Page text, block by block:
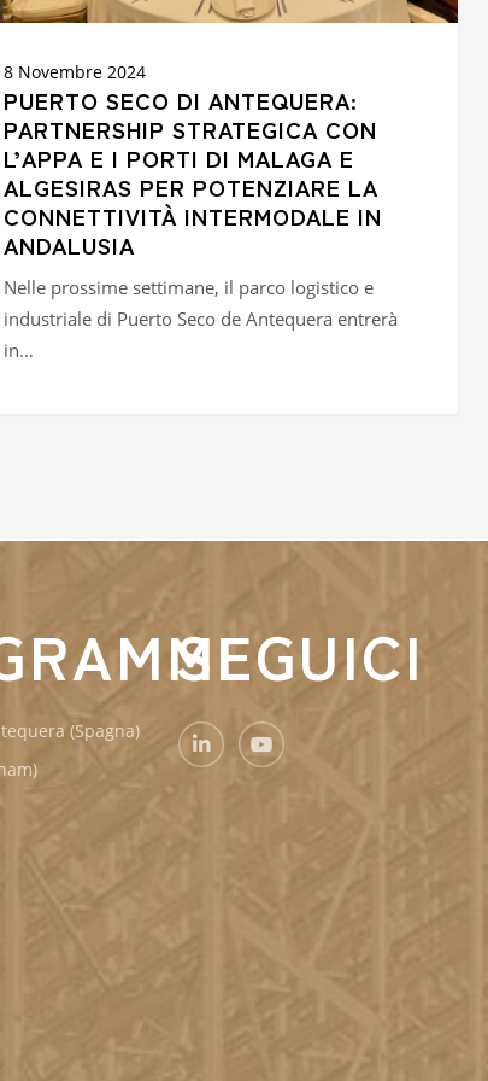
8 Novembre 2024
PUERTO SECO DI ANTEQUERA:
PARTNERSHIP STRATEGICA CON
L’APPA E I PORTI DI MALAGA E
ALGESIRAS PER POTENZIARE LA
CONNETTIVITÀ INTERMODALE IN
ANDALUSIA
Nelle prossime settimane, il parco logistico e
industriale di Puerto Seco de Antequera entrerà
in…
(Spagna)
SEGUICI